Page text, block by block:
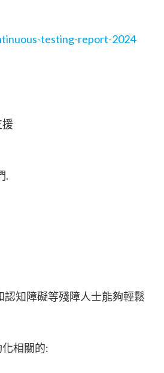
testing-report-2024
援
.
認知障礙等殘障人士能夠輕鬆
相關的: